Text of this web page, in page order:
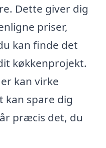
Dette giver dig
priser,
kan finde det
køkkenprojekt.
kan virke
spare dig
præcis det, du